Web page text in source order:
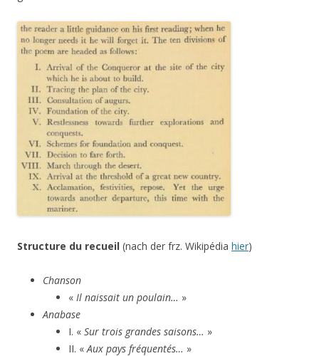
Structure du recueil (nach der frz. Wikipédia hier)
Chanson
« Il naissait un poulain… »
Anabase
I. « Sur trois grandes saisons… »
II. «Aux pays fréquentés… »